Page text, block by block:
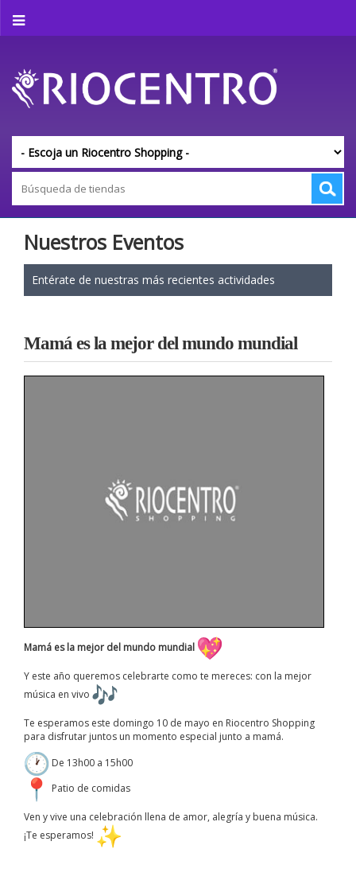
Nuestros Eventos
Entérate de nuestras más recientes actividades
Mamá es la mejor del mundo mundial
Mamá es la mejor del mundo mundial
Y este año queremos celebrarte como te mereces: con la mejor
música en vivo
Te esperamos este domingo 10 de mayo en Riocentro Shopping
para disfrutar juntos un momento especial junto a mamá.
De 13h00 a 15h00
Patio de comidas
Ven y vive una celebración llena de amor, alegría y buena música.
¡Te esperamos!